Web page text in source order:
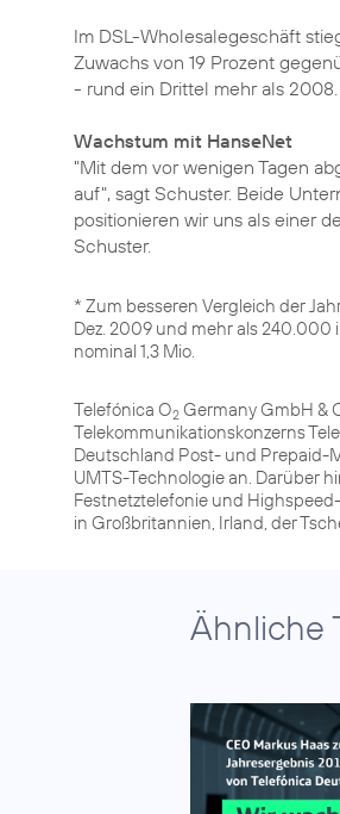
Im DSL-Wholesalegeschäft
Zuwachs von 19 Prozent
- rund ein Drittel mehr als 2008.
Wachstum mit HanseNet
"Mit dem vor wenigen Tagen
auf", sagt Schuster. Beide
positionieren wir uns als einer
Schuster.
* Zum besseren Vergleich der
Dez. 2009 und mehr als
nominal 1,3 Mio.
Telefónica O2 Germany GmbH &
Telekommunikationskonzerns
Deutschland Post- und Prepaid-
UMTS-Technologie an. Darüber
Festnetztelefonie und
in Großbritannien, Irland, der
Ähnliche